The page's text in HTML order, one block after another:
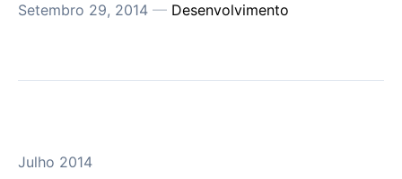
Setembro 29, 2014 — Desenvolvimento
Julho 2014